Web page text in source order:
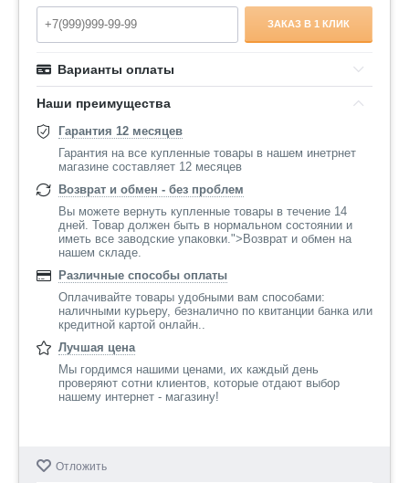
ЗАКАЗ В 1 КЛИК
Варианты оплаты
Наши преимущества
Гарантия 12 месяцев
Гарантия на все купленные товары в нашем инетрнет
магазине составляет 12 месяцев
Возврат и обмен - без проблем
Вы можете вернуть купленные товары в течение 14
дней. Товар должен быть в нормальном состоянии и
иметь все заводские упаковки.">Возврат и обмен на
нашем складе.
Различные способы оплаты
Оплачивайте товары удобными вам способами:
наличными курьеру, безналично по квитанции банка или
кредитной картой онлайн..
Лучшая цена
Мы гордимся нашими ценами, их каждый день
проверяют сотни клиентов, которые отдают выбор
нашему интернет - магазину!
Отложить